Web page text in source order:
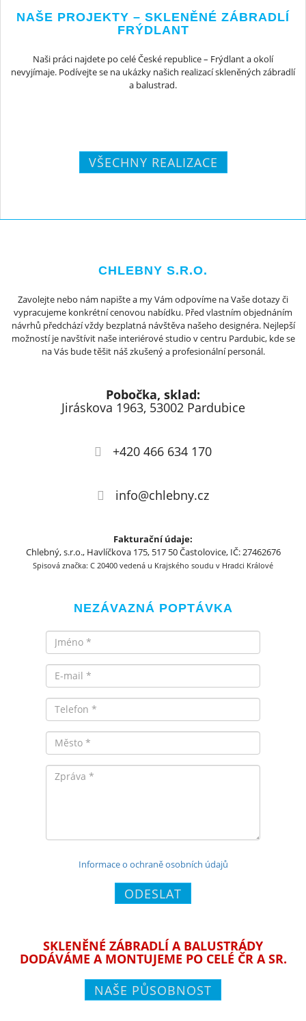
NAŠE PROJEKTY – SKLENĚNÉ ZÁBRADLÍ
FRÝDLANT
Naši práci najdete po celé České republice – Frýdlant a okolí
nevyjímaje. Podívejte se na ukázky našich realizací skleněných zábradlí
a balustrad.
VŠECHNY REALIZACE
CHLEBNY S.R.O.
Zavolejte nebo nám napište a my Vám odpovíme na Vaše dotazy či
vypracujeme konkrétní cenovou nabídku. Před vlastním objednáním
návrhů předchází vždy bezplatná návštěva našeho designéra. Nejlepší
možností je navštívit naše interiérové studio v centru Pardubic, kde se
na Vás bude těšit náš zkušený a profesionální personál.
Pobočka, sklad:
Jiráskova 1963, 53002 Pardubice
+420 466 634 170
info@chlebny.cz
Fakturační údaje:
Chlebný, s.r.o., Havlíčkova 175, 517 50 Častolovice, IČ: 27462676
Spisová značka: C 20400 vedená u Krajského soudu v Hradci Králové
NEZÁVAZNÁ POPTÁVKA
Informace o ochraně osobních údajů
ODESLAT
SKLENĚNÉ ZÁBRADLÍ A BALUSTRÁDY
DODÁVÁME A MONTUJEME PO CELÉ ČR A SR.
NAŠE PŮSOBNOST